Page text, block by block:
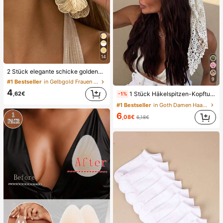
14
2 Stück elegante schicke goldene Blumen-Ohrstecker, geeignet für den täglichen Gebrauch, Dates, Partys, Festivals, Geschenke, Bankette, Schmuck-Matching, Geschenk für sie
#1 Bestseller in Gelbgold Frauen Creolen
4,62€
9
-1% 1 Stück Häkelspitzen-Kopftuch, Boho-Stil gestricktes Kopfband, französisches Vintage-Haarband mit Durchbruchmuster, Sommer-Strand-Haaraccessoire für Frauen, Boho-Chic
#1 Bestseller in Goth Damen Haarschmuck
6 ,08€ 6,18€